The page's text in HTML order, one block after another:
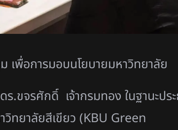
เพื่อการมอบนโยบายมหาวิทยาลัย
จรศักดิ์ เจ้ากรมทอง ในฐานะปร
วิทยาลัยสีเขียว (KBU Green